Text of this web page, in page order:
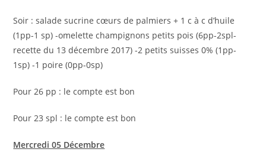
Soir : salade sucrine cœurs de palmiers + 1 c à c d’huile
(1pp-1 sp) -omelette champignons petits pois (6pp-2spl-
recette du 13 décembre 2017) -2 petits suisses 0% (1pp-
1sp) -1 poire (0pp-0sp)
Pour 26 pp : le compte est bon
Pour 23 spl : le compte est bon
Mercredi 05 Décembre